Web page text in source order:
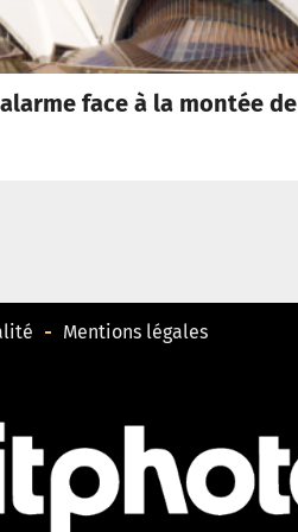
face à la montée de
Mentions légales